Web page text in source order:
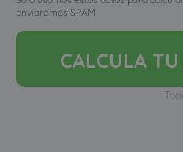
enviaremos SPAM
CALCULA